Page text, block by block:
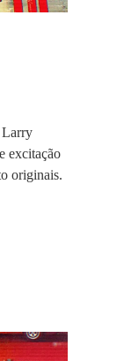
Larry
excitação
originais.